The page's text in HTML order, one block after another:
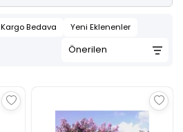
Kargo Bedava Yeni Eklenenler